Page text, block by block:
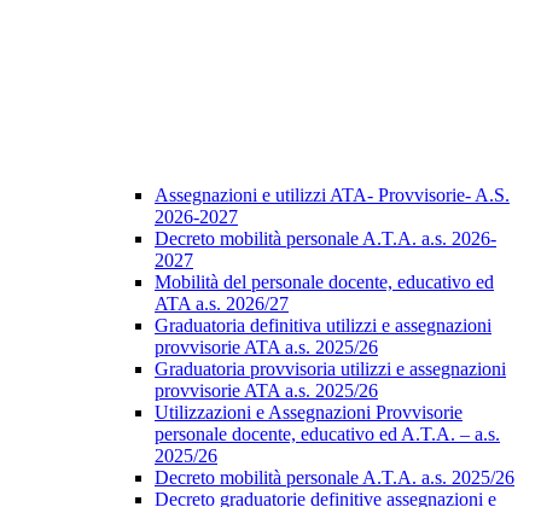
Assegnazioni e utilizzi ATA- Provvisorie- A.S.
2026-2027
Decreto mobilità personale A.T.A. a.s. 2026-
2027
Mobilità del personale docente, educativo ed
ATA a.s. 2026/27
Graduatoria definitiva utilizzi e assegnazioni
provvisorie ATA a.s. 2025/26
Graduatoria provvisoria utilizzi e assegnazioni
provvisorie ATA a.s. 2025/26
Utilizzazioni e Assegnazioni Provvisorie
personale docente, educativo ed A.T.A. – a.s.
2025/26
Decreto mobilità personale A.T.A. a.s. 2025/26
Decreto graduatorie definitive assegnazioni e